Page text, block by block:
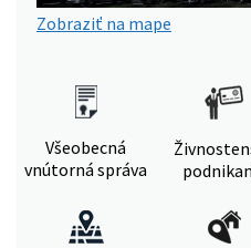
Zobraziť na mape
Všeobecná
vnútorná správa